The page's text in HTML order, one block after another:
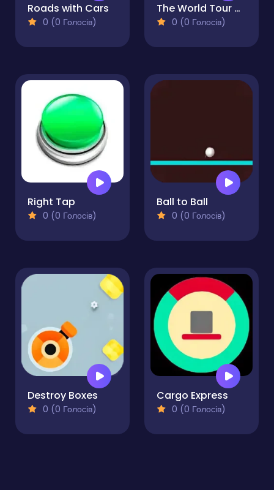
Roads with Cars
0 (0 Голосів)
The World Tour Game
0 (0 Голосів)
Right Tap
0 (0 Голосів)
Ball to Ball
0 (0 Голосів)
Destroy Boxes
0 (0 Голосів)
Cargo Express
0 (0 Голосів)